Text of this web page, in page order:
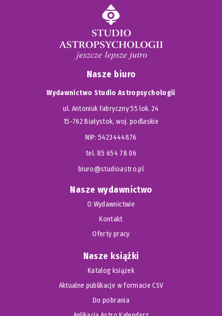
Nasze biuro
Wydawnictwo Studio Astropsychologii
ul. Antoniuk Fabryczny 55 lok. 24
15-762 Białystok, woj. podlaskie
NIP: 5423444876
tel. 85 654 78 06
biuro@studioastro.pl
Nasze wydawnictwo
O Wydawnictwie
Kontakt
Oferty pracy
Nasze książki
Katalog książek
Aktualne publikacje w formacie CSV
Do pobrania